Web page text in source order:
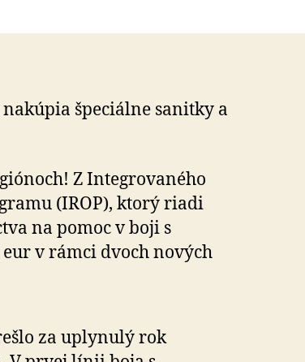
a
ďalších
eur
špeciálne sanitky a
Z Integrovaného
(IROP), ktorý riadi
na pomoc v boji s
v rámci dvoch nových
za uplynulý rok